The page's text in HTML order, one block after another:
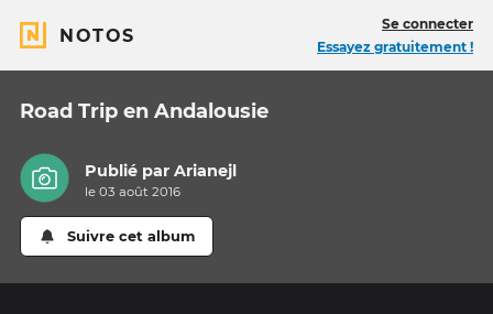
NOTOS
Se connecter
Essayez gratuitement !
Road Trip en Andalousie
Publié parArianejl
le 03 août 2016
Suivre cet album